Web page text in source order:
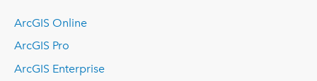
ArcGIS Online
ArcGIS Pro
ArcGIS Enterprise